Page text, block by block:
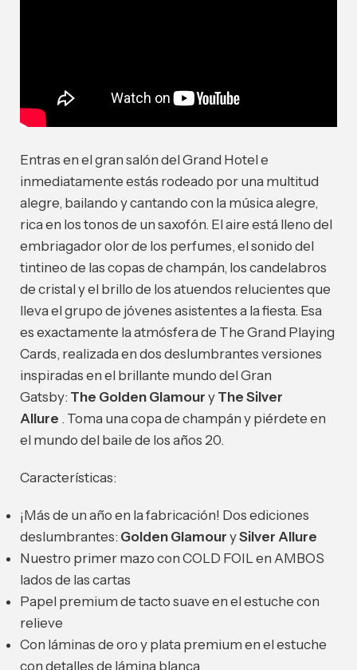
Entras en el gran salón del Grand Hotel e
inmediatamente estás rodeado por una multitud
alegre, bailando y cantando con la música alegre,
rica en los tonos de un saxofón. El aire está lleno del
embriagador olor de los perfumes, el sonido del
tintineo de las copas de champán, los candelabros
de cristal y el brillo de los atuendos relucientes que
lleva el grupo de jóvenes asistentes a la fiesta. Esa
es exactamente la atmósfera de The Grand Playing
Cards, realizada en dos deslumbrantes versiones
inspiradas en el brillante mundo del Gran
Gatsby: The Golden Glamour y The Silver
Allure . Toma una copa de champán y piérdete en
el mundo del baile de los años 20.
Características:
¡Más de un año en la fabricación! Dos ediciones
deslumbrantes: Golden Glamour ySilver Allure
Nuestro primer mazo con COLD FOIL en AMBOS
lados de las cartas
Papel premium de tacto suave en el estuche con
relieve
Con láminas de oro y plata premium en el estuche
con detalles de lámina blanca